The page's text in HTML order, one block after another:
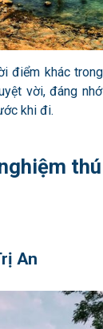
điểm khác
vời, đáng
khi đi.
An